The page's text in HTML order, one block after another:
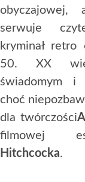
obyczajowej,
serwuje
kryminał
50. XX
świadomym i
choć
dla twórczości
filmowej
Hitchcocka.